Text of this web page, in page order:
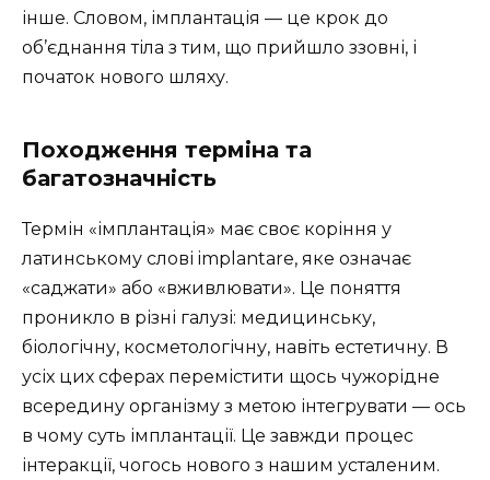
інше. Словом, імплантація — це крок до
об’єднання тіла з тим, що прийшло ззовні, і
початок нового шляху.
Походження терміна та
багатозначність
Термін «імплантація» має своє коріння у
латинському слові implantare, яке означає
«саджати» або «вживлювати». Це поняття
проникло в різні галузі: медицинську,
біологічну, косметологічну, навіть естетичну. В
усіх цих сферах перемістити щось чужорідне
всередину організму з метою інтегрувати — ось
в чому суть імплантації. Це завжди процес
інтеракції, чогось нового з нашим усталеним.